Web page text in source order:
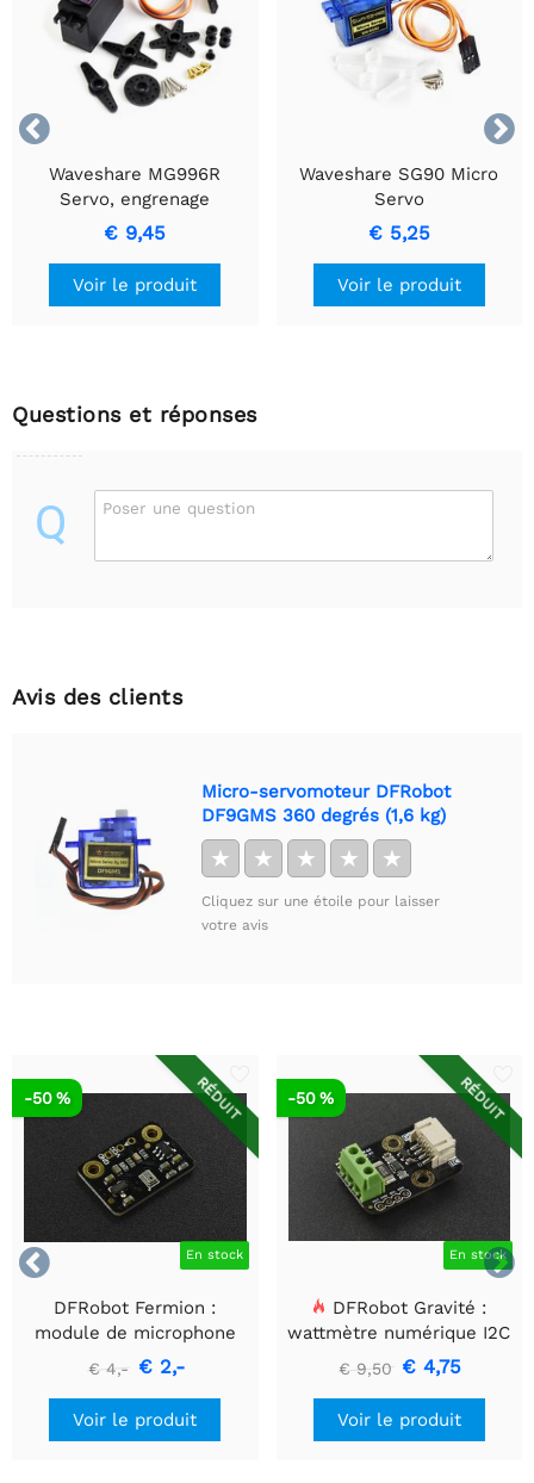


Waveshare MG996R
Servo, engrenage
métallique, couple élevé
€ 9,45
Voir le produit
Waveshare SG90 Micro
Servo
€ 5,25
Voir le produit
Questions et réponses
Q Poser une question
Avis des clients
Micro-servomoteur DFRobot
DF9GMS 360 degrés (1,6 kg)
★ ★ ★ ★ ★
Cliquez sur une étoile pour laisser
votre avis


RÉDUIT
En stock
-50 %
DFRobot Fermion :
module de microphone
MEMS
€ 4,- € 2,-
Voir le produit
RÉDUIT
En stock
-50 %
DFRobot Gravité :
wattmètre numérique I2C
€ 9,50 € 4,75
Voir le produit